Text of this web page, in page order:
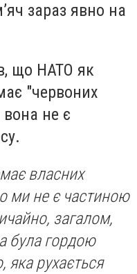
зараз явно на
що НАТО як
"червоних
вона не є
власних
ми не є частиною
загалом,
була гордою
рухається